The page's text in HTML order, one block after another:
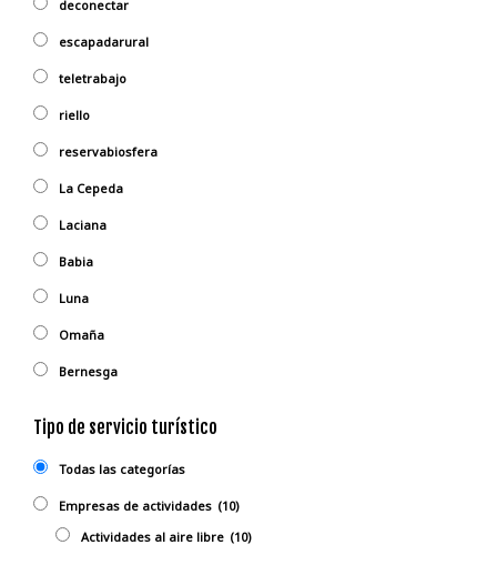
deconectar
escapadarural
teletrabajo
riello
reservabiosfera
La Cepeda
Laciana
Babia
Luna
Omaña
Bernesga
Tipo de servicio turístico
Todas las categorías
Empresas de actividades (10)
Actividades al aire libre (10)